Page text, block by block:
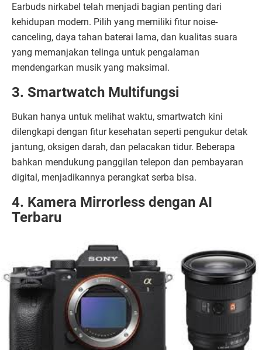
Earbuds nirkabel telah menjadi bagian penting dari
kehidupan modern. Pilih yang memiliki fitur noise-
canceling, daya tahan baterai lama, dan kualitas suara
yang memanjakan telinga untuk pengalaman
mendengarkan musik yang maksimal.
3. Smartwatch Multifungsi
Bukan hanya untuk melihat waktu, smartwatch kini
dilengkapi dengan fitur kesehatan seperti pengukur detak
jantung, oksigen darah, dan pelacakan tidur. Beberapa
bahkan mendukung panggilan telepon dan pembayaran
digital, menjadikannya perangkat serba bisa.
4. Kamera Mirrorless dengan AI
Terbaru